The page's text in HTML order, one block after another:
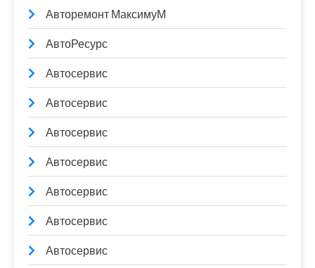
Авторемонт МаксимуМ
АвтоРесурс
Автосервис
Автосервис
Автосервис
Автосервис
Автосервис
Автосервис
Автосервис